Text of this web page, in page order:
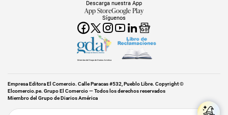
Síguenos
Descarga nuestra App
App StoreGoogle Play
Miembro del Grupo de Diarios América
Empresa Editora El Comercio. Calle Paracas #532, Pueblo Libre. Copyright ©
Elcomercio.pe. Grupo El Comercio — Todos los derechos reservados
Miembro del Grupo de Diarios América